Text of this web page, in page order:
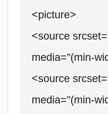
<picture>
<source
media=”(min-
<source
media=”(min-